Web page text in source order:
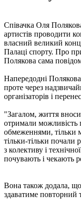
Співачка Оля
артистів проводити
власний великий
Палаці спорту. Про
Полякова сама
Напередодні
проте через
організаторів і
"Загалом, життя
отримали можливість
обмеженнями, тільки
тільки-тільки почали
з колективу і
почувають і чекають
Вона також додала, що
здаватиме повторний